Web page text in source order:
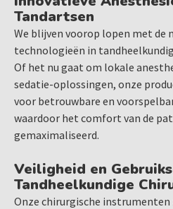
Tandartsen
We blijven voorop lopen met de
technologieën in
Of het nu gaat om lokale
sedatie-oplossingen, onze
voor betrouwbare en
waardoor het comfort van de
gemaximaliseerd.
Veiligheid en
Tandheelkundige
Onze chirurgische instrumenten